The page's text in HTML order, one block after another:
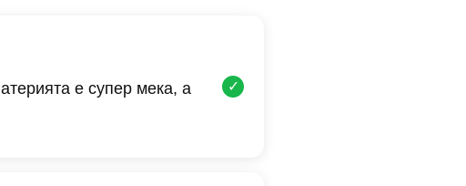
е супер мека, а
✓